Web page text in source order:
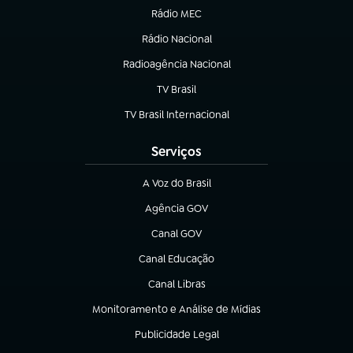
Rádio MEC
(abre em nova aba)
Rádio Nacional
Radioagência Nacional
(abre em nova aba)
TV Brasil
(abre em nova aba)
TV Brasil Internacional
(abre em nova aba)
Serviços
A Voz do Brasil
(abre em nova aba)
Agência GOV
(abre em nova aba)
Canal GOV
(abre em nova aba)
Canal Educação
(abre em nova aba)
Canal Libras
(abre em nova aba)
Monitoramento e Análise de Mídias
(abre em nova aba)
Publicidade Legal
(abre em nova aba)